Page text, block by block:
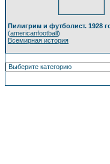
Пилигрим и футболист. 1928
(americanfootball)
Всемирная история